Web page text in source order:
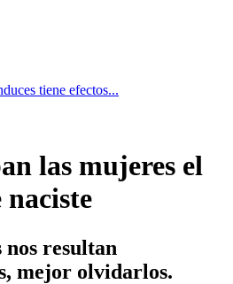
tiene efectos...
las mujeres el
naciste
nos resultan
mejor olvidarlos.